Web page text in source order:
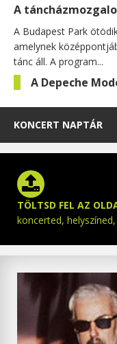
A
A Budapest Park
amelynek
tánc áll. A program...
A Depeche
KONCERT NAPTÁR
TÖLTSD FEL AZ
koncerted,